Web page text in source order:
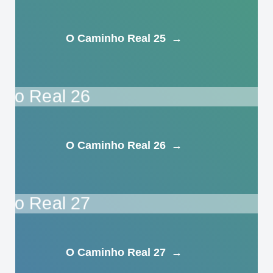
O Caminho Real 25 →
O Caminho Real 26 →
O Caminho Real 27 →